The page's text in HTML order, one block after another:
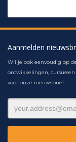
Aanmelden
Wil je ook eenvoudig op
ontwikkelingen,
voor onze nieuwsbrief.